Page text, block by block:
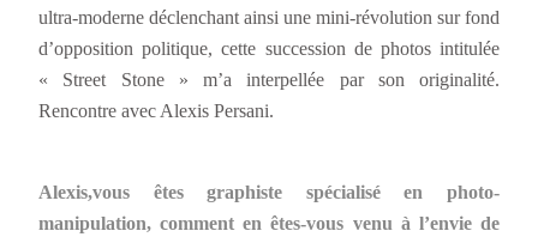
ultra-moderne déclenchant ainsi une mini-révolution sur fond
d’opposition politique, cette succession de photos intitulée
« Street Stone » m’a interpellée par son originalité.
Rencontre avec Alexis Persani.
Alexis,vous êtes graphiste spécialisé en photo-
manipulation, comment en êtes-vous venu à l’envie de